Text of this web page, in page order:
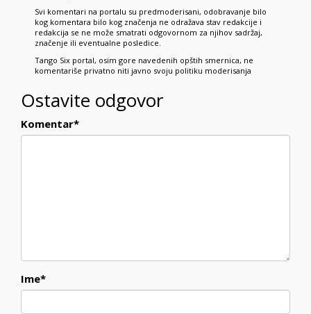
Svi komentari na portalu su predmoderisani, odobravanje bilo
kog komentara bilo kog značenja ne odražava stav redakcije i
redakcija se ne može smatrati odgovornom za njihov sadržaj,
značenje ili eventualne posledice.
Tango Six portal, osim gore navedenih opštih smernica, ne
komentariše privatno niti javno svoju politiku moderisanja
Ostavite odgovor
Komentar*
Ime*